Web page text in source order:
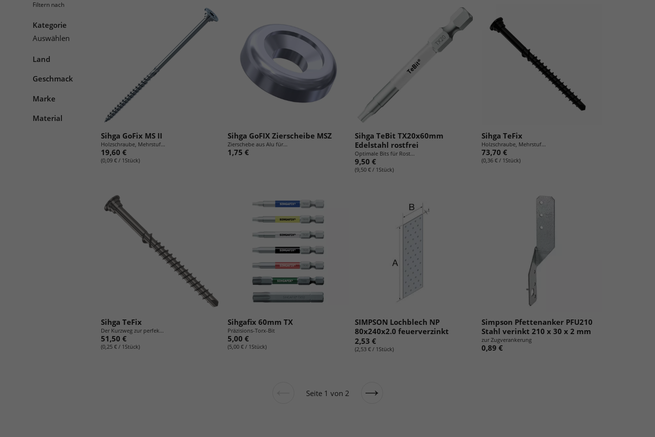
:
Filtern nach
Kategorie
Auswählen
Land
Geschmack
Marke
Material
Sihga GoFix MS II
Holzschraube, Mehrstuf...
19,60 €
(0,09 € / 1Stück)
Sihga GoFIX Zierscheibe MSZ
Zierschebe aus Alu für...
1,75 €
Sihga TeBit TX20x60mm
Edelstahl rostfrei
Optimale Bits für Rost...
9,50 €
(9,50 € / 1Stück)
Sihga TeFix
Holzschraube, Mehrstuf...
73,70 €
(0,36 € / 1Stück)
Sihga TeFix
Der Kurzweg zur perfek...
51,50 €
(0,25 € / 1Stück)
Sihgafix 60mm TX
Präzisions-Torx-Bit
5,00 €
(5,00 € / 1Stück)
SIMPSON Lochblech NP
80x240x2.0 feuerverzinkt
2,53 €
(2,53 € / 1Stück)
Simpson Pfettenanker PFU210
Stahl verinkt 210 x 30 x 2 mm
zur Zugverankerung
0,89 €
VorherigeSeite 1 von 2
Nächste